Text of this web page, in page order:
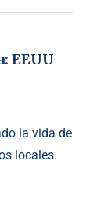
EEUU
la vida de
locales.